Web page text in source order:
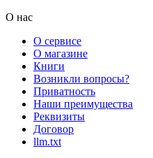
О нас
О сервисе
О магазине
Книги
Возникли вопросы?
Приватность
Наши преимущества
Реквизиты
Договор
llm.txt